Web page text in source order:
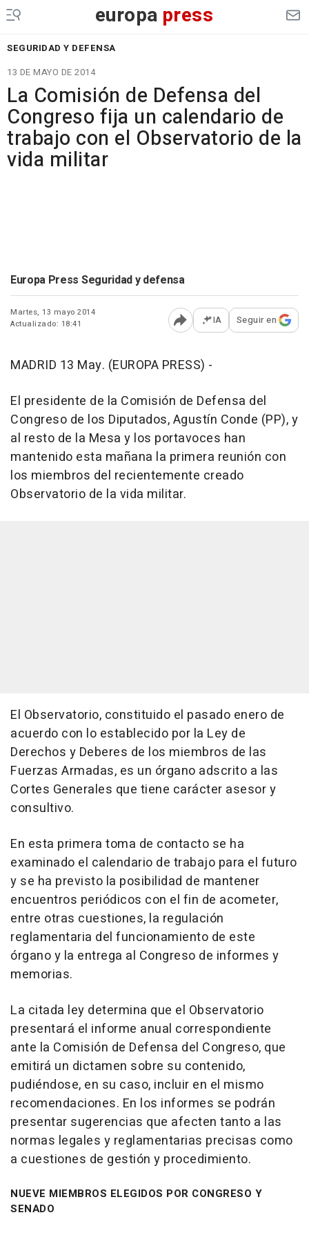
europa press
SEGURIDAD Y DEFENSA
13 DE MAYO DE 2014
La Comisión de Defensa del
Congreso fija un calendario de
trabajo con el Observatorio de la
vida militar
Europa Press Seguridad y defensa
Martes, 13 mayo 2014
Actualizado: 18:41
Abrir opciones para
IA Seguir en
MADRID 13 May. (EUROPA PRESS) -
El presidente de la Comisión de Defensa del
Congreso de los Diputados, Agustín Conde (PP), y
al resto de la Mesa y los portavoces han
mantenido esta mañana la primera reunión con
los miembros del recientemente creado
Observatorio de la vida militar.
El Observatorio, constituido el pasado enero de
acuerdo con lo establecido por la Ley de
Derechos y Deberes de los miembros de las
Fuerzas Armadas, es un órgano adscrito a las
Cortes Generales que tiene carácter asesor y
consultivo.
En esta primera toma de contacto se ha
examinado el calendario de trabajo para el futuro
y se ha previsto la posibilidad de mantener
encuentros periódicos con el fin de acometer,
entre otras cuestiones, la regulación
reglamentaria del funcionamiento de este
órgano y la entrega al Congreso de informes y
memorias.
La citada ley determina que el Observatorio
presentará el informe anual correspondiente
ante la Comisión de Defensa del Congreso, que
emitirá un dictamen sobre su contenido,
pudiéndose, en su caso, incluir en el mismo
recomendaciones. En los informes se podrán
presentar sugerencias que afecten tanto a las
normas legales y reglamentarias precisas como
a cuestiones de gestión y procedimiento.
NUEVE MIEMBROS ELEGIDOS POR CONGRESO Y
SENADO